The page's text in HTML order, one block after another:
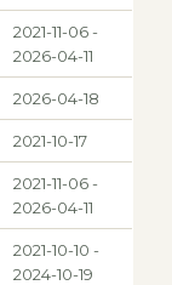
2021-11-06 -
2026-04-11
2026-04-18
2021-10-17
2021-11-06 -
2026-04-11
2021-10-10 -
2024-10-19